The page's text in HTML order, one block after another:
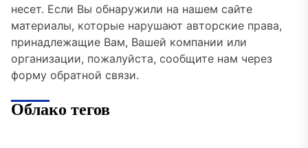
несет. Если Вы обнаружили на нашем сайте
материалы, которые нарушают авторские права,
принадлежащие Вам, Вашей компании или
организации, пожалуйста, сообщите нам через
форму обратной связи.
Облако тегов